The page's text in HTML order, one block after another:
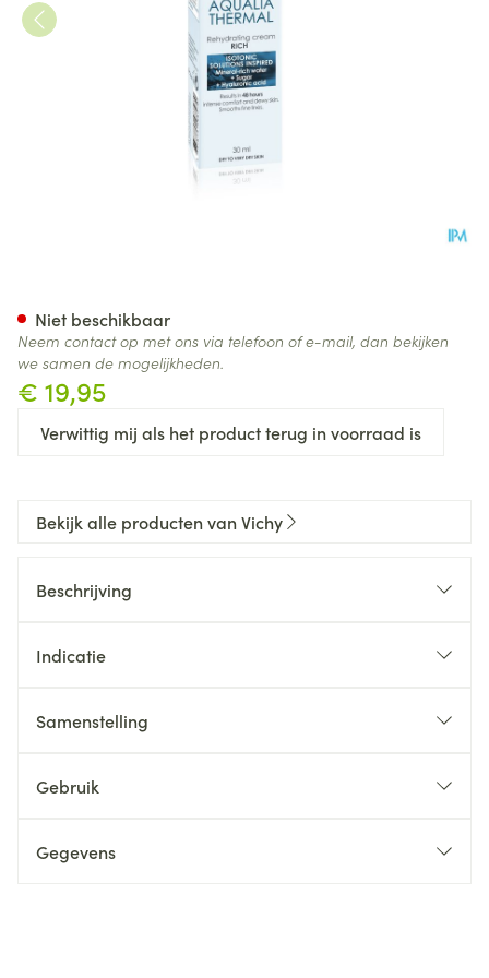
€ 19,95
Verwittig mij als het product terug in voorraad is
Niet beschikbaar
Neem contact op met ons via telefoon of e-mail, dan bekijken
we samen de mogelijkheden.
Bekijk alle producten van Vichy
Beschrijving
Indicatie
Samenstelling
Gebruik
Gegevens